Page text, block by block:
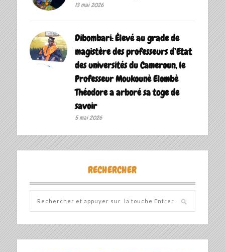
13 mai 2026
Dibombari: Élevé au grade de
magistère des professeurs d’Etat
des universités du Cameroun, le
Professeur Moukounè Elombè
Théodore a arboré sa toge de
savoir ‎
5 mai 2026
RECHERCHER